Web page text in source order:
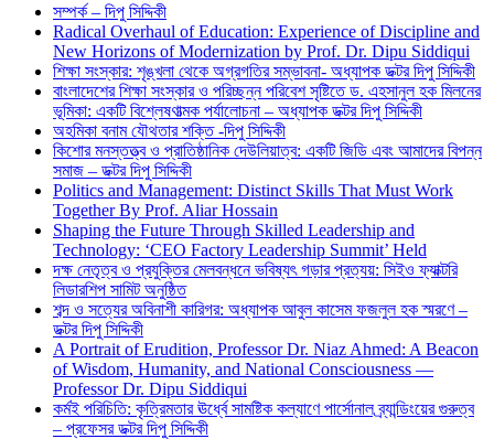
সম্পর্ক – দিপু সিদ্দিকী
Radical Overhaul of Education: Experience of Discipline and
New Horizons of Modernization by Prof. Dr. Dipu Siddiqui
শিক্ষা সংস্কার: শৃঙ্খলা থেকে অগ্রগতির সম্ভাবনা- অধ্যাপক ডক্টর দিপু সিদ্দিকী
বাংলাদেশের শিক্ষা সংস্কার ও পরিচ্ছন্ন পরিবেশ সৃষ্টিতে ড. এহসানুল হক মিলনের
ভূমিকা: একটি বিশ্লেষণাত্মক পর্যালোচনা – অধ্যাপক ডক্টর দিপু সিদ্দিকী
অহমিকা বনাম যৌথতার শক্তি -দিপু সিদ্দিকী
কিশোর মনস্তত্ত্ব ও প্রাতিষ্ঠানিক দেউলিয়াত্ব: একটি জিডি এবং আমাদের বিপন্ন
সমাজ – ডক্টর দিপু সিদ্দিকী
Politics and Management: Distinct Skills That Must Work
Together By Prof. Aliar Hossain
Shaping the Future Through Skilled Leadership and
Technology: ‘CEO Factory Leadership Summit’ Held
দক্ষ নেতৃত্ব ও প্রযুক্তির মেলবন্ধনে ভবিষ্যৎ গড়ার প্রত্যয়: সিইও ফ্যাক্টরি
লিডারশিপ সামিট অনুষ্ঠিত
শব্দ ও সত্যের অবিনাশী কারিগর: অধ্যাপক আবুল কাসেম ফজলুল হক স্মরণে –
ডক্টর দিপু সিদ্দিকী
A Portrait of Erudition, Professor Dr. Niaz Ahmed: A Beacon
of Wisdom, Humanity, and National Consciousness —
Professor Dr. Dipu Siddiqui
কর্মই পরিচিতি: কৃত্রিমতার ঊর্ধ্বে সামষ্টিক কল্যাণে পার্সোনাল ব্র্যান্ডিংয়ের গুরুত্ব
– প্রফেসর ডক্টর দিপু সিদ্দিকী